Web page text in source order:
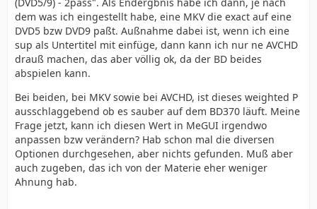
dem was ich eingestellt habe, eine MKV die exact auf eine
DVD5 bzw DVD9 paßt. Außnahme dabei ist, wenn ich eine
sup als Untertitel mit einfüge, dann kann ich nur ne AVCHD
drauß machen, das aber völlig ok, da der BD beides
abspielen kann.
Bei beiden, bei MKV sowie bei AVCHD, ist dieses weighted P
ausschlaggebend ob es sauber auf dem BD370 läuft. Meine
Frage jetzt, kann ich diesen Wert in MeGUI irgendwo
anpassen bzw verändern? Hab schon mal die diversen
Optionen durchgesehen, aber nichts gefunden. Muß aber
auch zugeben, das ich von der Materie eher weniger
Ahnung hab.